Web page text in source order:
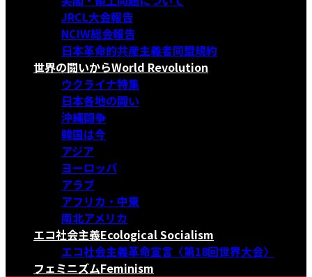
JRCL大会報告
NCIW総会報告
日本革命的共産主義者同盟規約
世界の闘いからWorld Revolution
ウクライナ特集
日本各地の闘い
沖縄闘争
韓国は今
アジア
ヨーロッパ
アラブ
アフリカ・中東
南北アメリカ
エコ社会主義Ecological Socialism
エコ社会主義革命宣言〈第18回世界大会〉
フェミニズムFeminism